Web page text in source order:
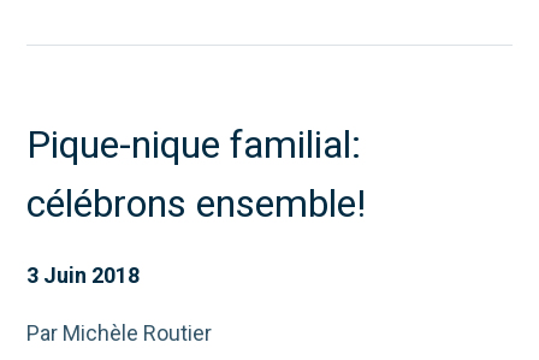
Pique-nique familial:
célébrons ensemble!
3 Juin 2018
Par Michèle Routier